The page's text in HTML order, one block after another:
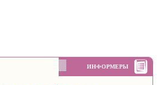
ИНФОРМЕРЫ